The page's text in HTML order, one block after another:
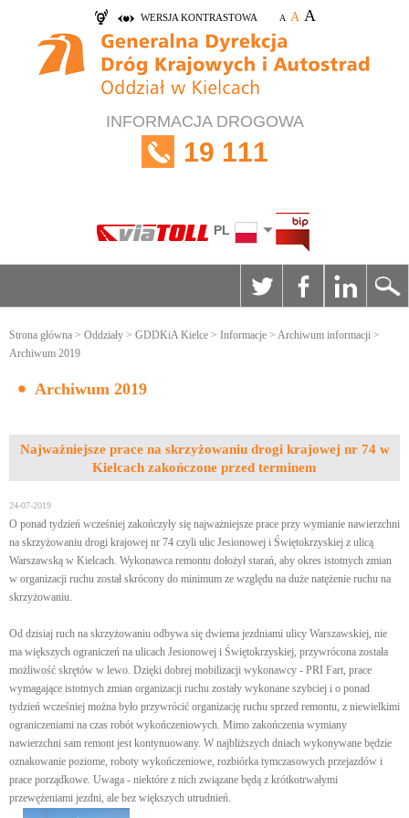
WERSJA KONTRASTOWA A A A
INFORMACJA DROGOWA
19 111
PL
Strona główna > Oddziały > GDDKiA Kielce > Informacje > Archiwum informacji >
Archiwum 2019
Archiwum 2019
Najważniejsze prace na skrzyżowaniu drogi krajowej nr 74 w
Kielcach zakończone przed terminem
24-07-2019
O ponad tydzień wcześniej zakończyły się najważniejsze prace przy wymianie nawierzchni
na skrzyżowaniu drogi krajowej nr 74 czyli ulic Jesionowej i Świętokrzyskiej z ulicą
Warszawską w Kielcach. Wykonawca remontu dołożył starań, aby okres istotnych zmian
w organizacji ruchu został skrócony do minimum ze względu na duże natężenie ruchu na
skrzyżowaniu.
Od dzisiaj ruch na skrzyżowaniu odbywa się dwiema jezdniami ulicy Warszawskiej, nie
ma większych ograniczeń na ulicach Jesionowej i Świętokrzyskiej, przywrócona została
możliwość skrętów w lewo. Dzięki dobrej mobilizacji wykonawcy - PRI Fart, prace
wymagające istotnych zmian organizacji ruchu zostały wykonane szybciej i o ponad
tydzień wcześniej można było przywrócić organizację ruchu sprzed remontu, z niewielkimi
ograniczeniami na czas robót wykończeniowych. Mimo zakończenia wymiany
nawierzchni sam remont jest kontynuowany. W najbliższych dniach wykonywane będzie
oznakowanie poziome, roboty wykończeniowe, rozbiórka tymczasowych przejazdów i
prace porządkowe. Uwaga - niektóre z nich związane będą z krótkotrwałymi
przewężeniami jezdni, ale bez większych utrudnień.